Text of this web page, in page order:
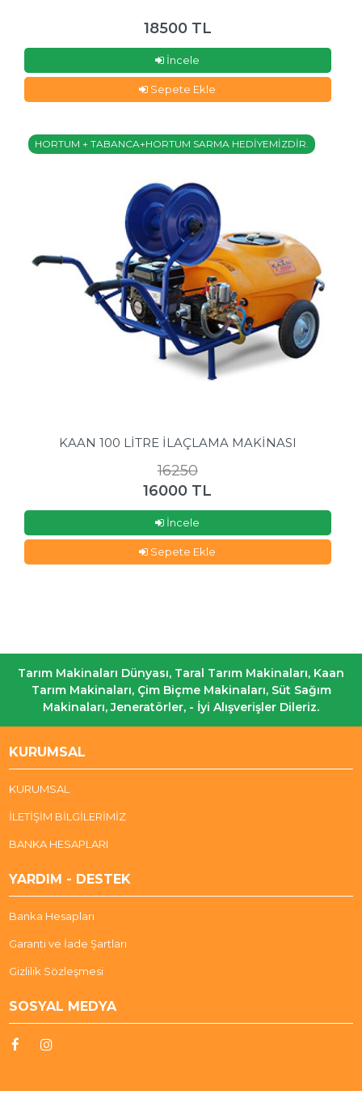
18500 TL
İncele
Sepete Ekle
HORTUM + TABANCA+HORTUM SARMA HEDİYEMİZDİR.
KAAN 100 LİTRE İLAÇLAMA MAKİNASI
16250
16000 TL
İncele
Sepete Ekle
Tarım Makinaları Dünyası, Taral Tarım Makinaları, Kaan
Tarım Makinaları, Çim Biçme Makinaları, Süt Sağım
Makinaları, Jeneratörler, - İyi Alışverişler Dileriz.
KURUMSAL
KURUMSAL
İLETİŞİM BİLGİLERİMİZ
BANKA HESAPLARI
YARDIM - DESTEK
Banka Hesapları
Garanti ve İade Şartları
Gizlilik Sözleşmesi
SOSYAL MEDYA